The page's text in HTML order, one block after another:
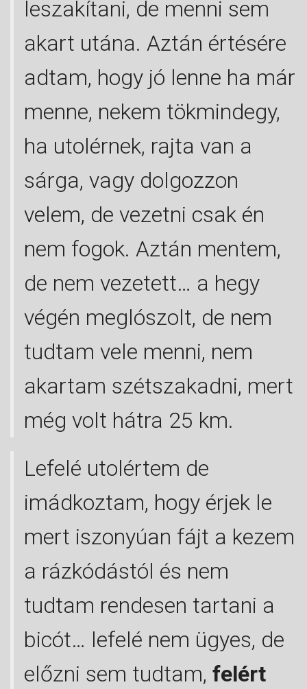
leszakítani, de menni sem
akart utána. Aztán értésére
adtam, hogy jó lenne ha már
menne, nekem tökmindegy,
ha utolérnek, rajta van a
sárga, vagy dolgozzon
velem, de vezetni csak én
nem fogok. Aztán mentem,
de nem vezetett… a hegy
végén meglószolt, de nem
tudtam vele menni, nem
akartam szétszakadni, mert
még volt hátra 25 km.
Lefelé utolértem de
imádkoztam, hogy érjek le
mert iszonyúan fájt a kezem
a rázkódástól és nem
tudtam rendesen tartani a
bicót… lefelé nem ügyes, de
előzni sem tudtam, felért